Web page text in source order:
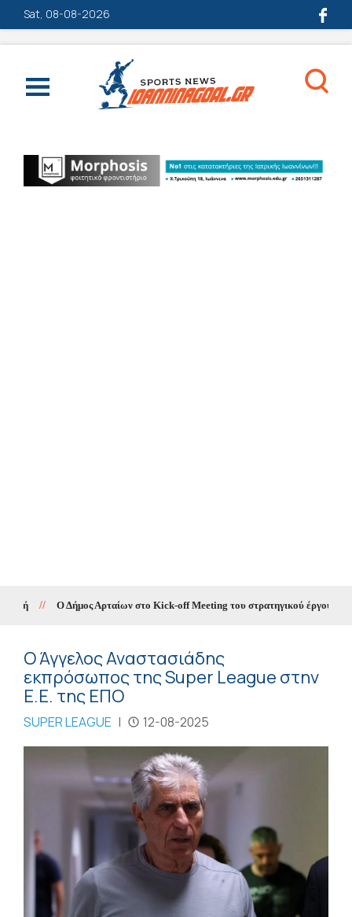
Sat, 08-08-2026
// Ο Δήμος Αρταίων στο Kick-off Meeting του στρατηγικού έργου
Ο Άγγελος Αναστασιάδης
εκπρόσωπος της Super League στην
Ε.Ε. της ΕΠΟ
SUPER LEAGUE | 12-08-2025